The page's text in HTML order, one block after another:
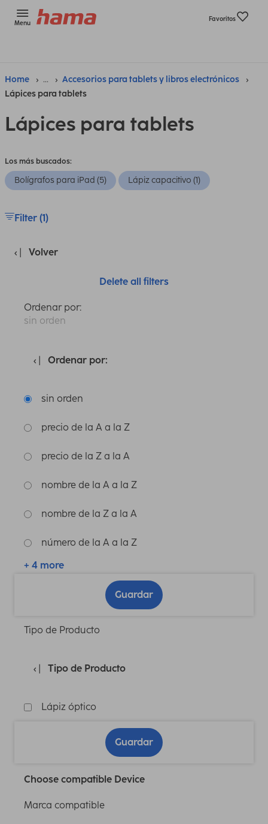
Menu
Favoritos
Home ...
Accesorios para tablets y libros electrónicos
Lápices para tablets
Lápices para tablets
Los más buscados:
Bolígrafos para iPad (5) Lápiz capacitivo (1)
Filter (1)
Volver
Delete all filters
Ordenar por:
sin orden
Ordenar por:
sin orden
precio de la A a la Z
precio de la Z a la A
nombre de la A a la Z
nombre de la Z a la A
número de la A a la Z
+ 4 more
Guardar
Tipo de Producto
Tipo de Producto
Lápiz óptico
Guardar
Choose compatible Device
Marca compatible